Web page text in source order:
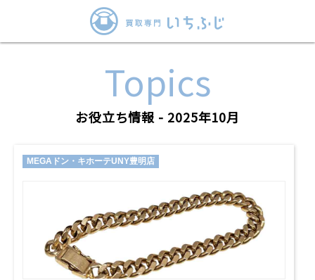
Topics
お役立ち情報 - 2025年10月
MEGAドン・キホーテUNY豊明店